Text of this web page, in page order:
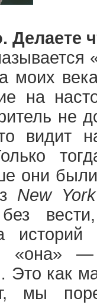
Делаете
моих
на
не
видит
они
New
без
как
мы